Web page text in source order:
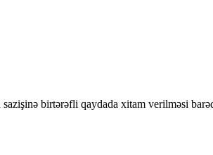
birtərəfli qaydada xitam verilməsi